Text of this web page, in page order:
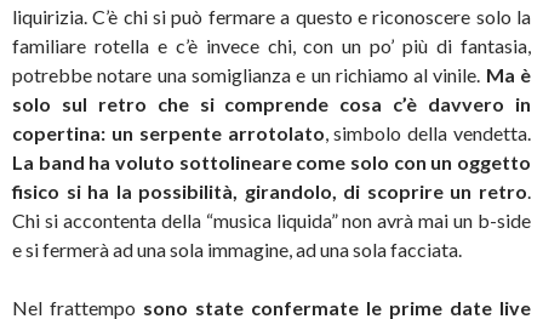
liquirizia. C’è chi si può fermare a questo e riconoscere solo la
familiare rotella e c’è invece chi, con un po’ più di fantasia,
potrebbe notare una somiglianza e un richiamo al vinile. Ma è
solo sul retro che si comprende cosa c’è davvero in
copertina: un serpente arrotolato, simbolo della vendetta.
La band ha voluto sottolineare come solo con un oggetto
fisico si ha la possibilità, girandolo, di scoprire un retro.
Chi si accontenta della “musica liquida” non avrà mai un b-side
e si fermerà ad una sola immagine, ad una sola facciata.
Nel frattempo sono state confermate le prime date live